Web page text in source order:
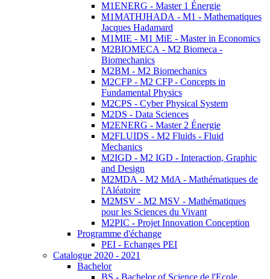
M1ENERG - Master 1 Énergie
M1MATHJHADA - M1 - Mathematiques
Jacques Hadamard
M1MIE - M1 MiE - Master in Economics
M2BIOMECA - M2 Biomeca -
Biomechanics
M2BM - M2 Biomechanics
M2CFP - M2 CFP - Concepts in
Fundamental Physics
M2CPS - Cyber Physical System
M2DS - Data Sciences
M2ENERG - Master 2 Énergie
M2FLUIDS - M2 Fluids - Fluid
Mechanics
M2IGD - M2 IGD - Interaction, Graphic
and Design
M2MDA - M2 MdA - Mathématiques de
l'Aléatoire
M2MSV - M2 MSV - Mathématiques
pour les Sciences du Vivant
M2PIC - Projet Innovation Conception
Programme d'échange
PEI - Echanges PEI
Catalogue 2020 - 2021
Bachelor
BS - Bachelor of Science de l'Ecole